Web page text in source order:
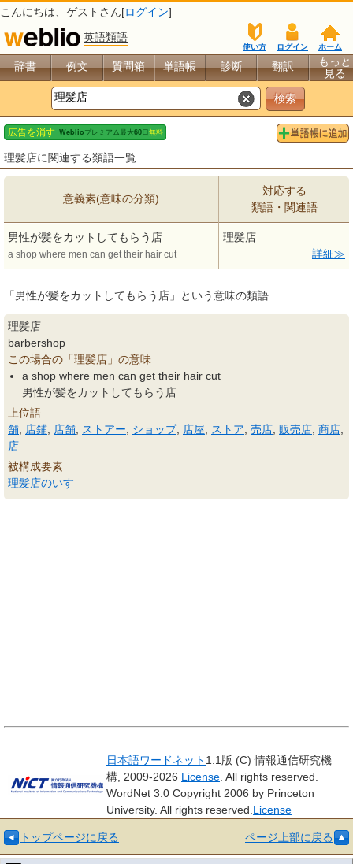
こんにちは、 ゲスト さん[ログイン]
英語類語
ホーム
ログイン
使い方
辞書 例文 質問箱 単語帳 診断 翻訳
もっと
見る
理髪店に関連する類語一覧
意義素(意味の分類)
対応する
類語・関連語
男性が髪をカットしてもらう店
a shop where men can get their hair cut
理髪店
詳細
「男性が髪をカットしてもらう店」という意味の類語
理髪店
barbershop
この場合の「理髪店」の意味
a shop where men can get their hair cut
男性が髪をカットしてもらう店
上位語
舗
店鋪 店舗 ストアー ショップ, 店屋 ストア 売店 販売店 商店
店
被構成要素
理髪店のいす
日本語ワードネット 1.1版 (C) 情報通信研究機
構, 2009-2026 License . All rights reserved.
WordNet 3.0 Copyright 2006 by Princeton
University. All rights reserved. License
トップページに戻る ページ上部に戻る